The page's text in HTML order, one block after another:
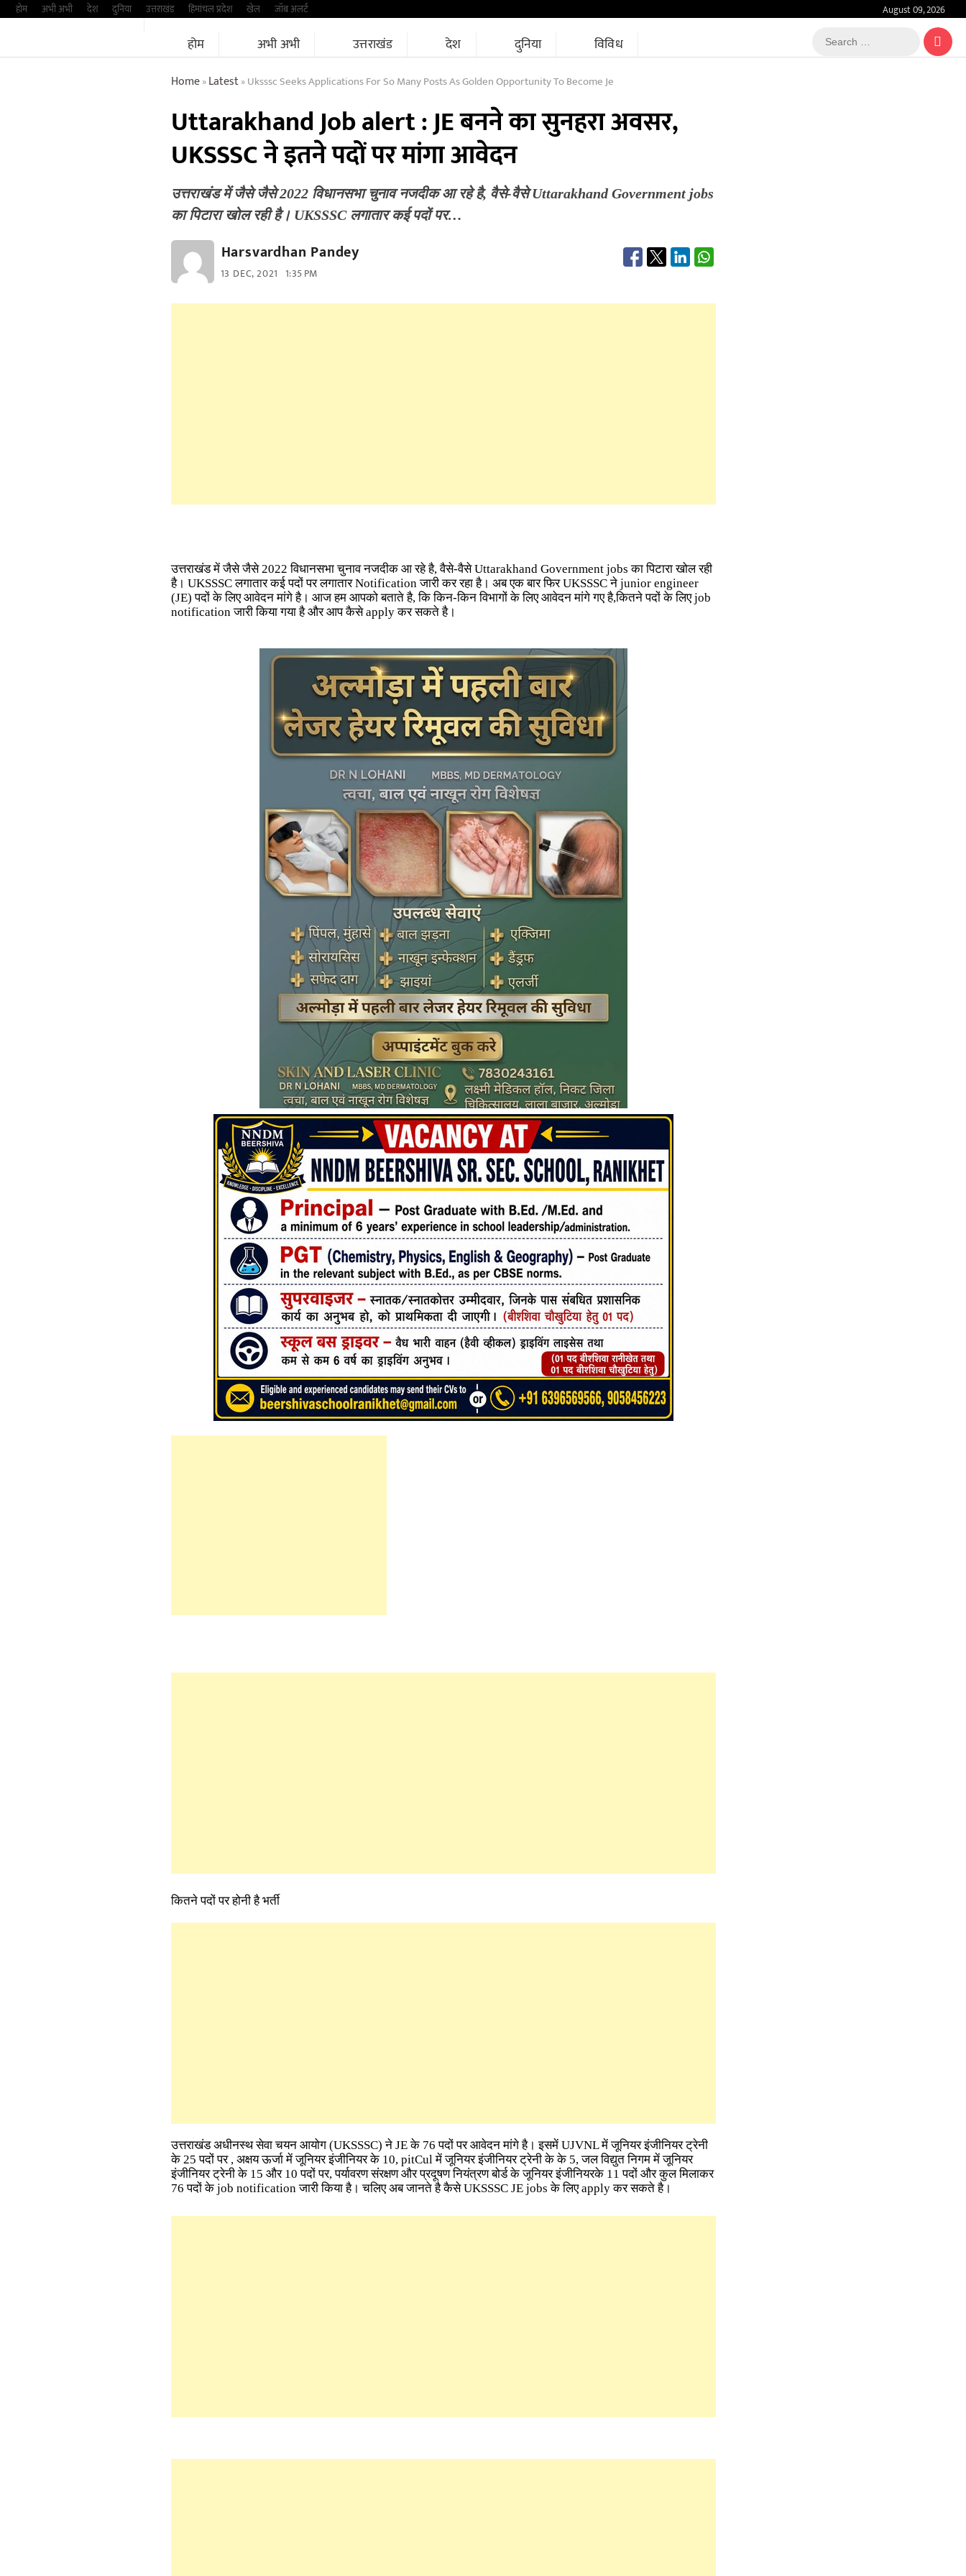
Skipहोम अभी अभी देश दुनिया उत्तराखंड हिमांचल प्रदेश खेल जॉब अलर्ट August 09, 2026
होम अभी अभी उत्तराखंड देश दुनिया विविध
Search
…
Home»Latest»Uksssc Seeks Applications For So Many Posts As Golden Opportunity To Become Je
Uttarakhand Job alert : JE बनने का सुनहरा अवसर,
UKSSSC ने इतने पदों पर मांगा आवेदन
उत्तराखंड में जैसे जैसे 2022 विधानसभा चुनाव नजदीक आ रहे है, वैसे-वैसे Uttarakhand Government jobs
का पिटारा खोल रही है। UKSSSC लगातार कई पदों पर…
Harsvardhan Pandey
13 DEC, 2021 1:35 PM
उत्तराखंड में जैसे जैसे 2022 विधानसभा चुनाव नजदीक आ रहे है, वैसे-वैसे Uttarakhand Government jobs का पिटारा खोल रही
है। UKSSSC लगातार कई पदों पर लगातार Notification जारी कर रहा है। अब एक बार फिर UKSSSC ने junior engineer
(JE) पदों के लिए आवेदन मांगे है। आज हम आपको बताते है, कि किन-किन विभागों के लिए आवेदन मांगे गए है,कितने पदों के लिए job
notification जारी किया गया है और आप कैसे apply कर सकते है।
कितने पदों पर होनी है भर्ती
उत्तराखंड अधीनस्थ सेवा चयन आयोग (UKSSSC) ने JE के 76 पदों पर आवेदन मांगे है। इसमें UJVNL में जूनियर इंजीनियर ट्रेनी
के 25 पदों पर , अक्षय ऊर्जा में जूनियर इंजीनियर के 10, pitCul में जूनियर इंजीनियर ट्रेनी के के 5, जल विद्युत निगम में जूनियर
इंजीनियर ट्रेनी के 15 और 10 पदों पर, पर्यावरण संरक्षण और प्रदूषण नियंत्रण बोर्ड के जूनियर इंजीनियरके 11 पदों और कुल मिलाकर
76 पदों के job notification जारी किया है। चलिए अब जानते है कैसे UKSSSC JE jobs के लिए apply कर सकते है।